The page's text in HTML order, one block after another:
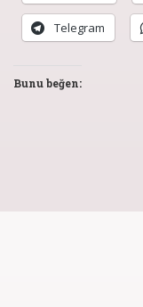
Telegram
Bunu beğen: